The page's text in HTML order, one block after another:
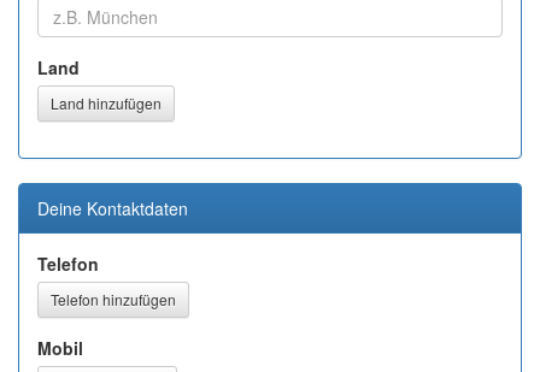
Land
Land hinzufügen
Deine Kontaktdaten
Telefon
Telefon hinzufügen
Mobil